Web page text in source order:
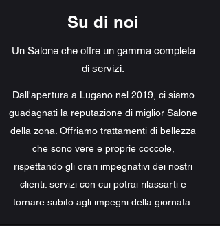
Su di noi
Un Salone che offre un gamma completa
di servizi.
Dall'apertura a Lugano nel 2019, ci siamo
guadagnati la reputazione di miglior Salone
della zona. Offriamo trattamenti di bellezza
che sono vere e proprie coccole,
rispettando gli orari impegnativi dei nostri
clienti: servizi con cui potrai rilassarti e
tornare subito agli impegni della giornata.